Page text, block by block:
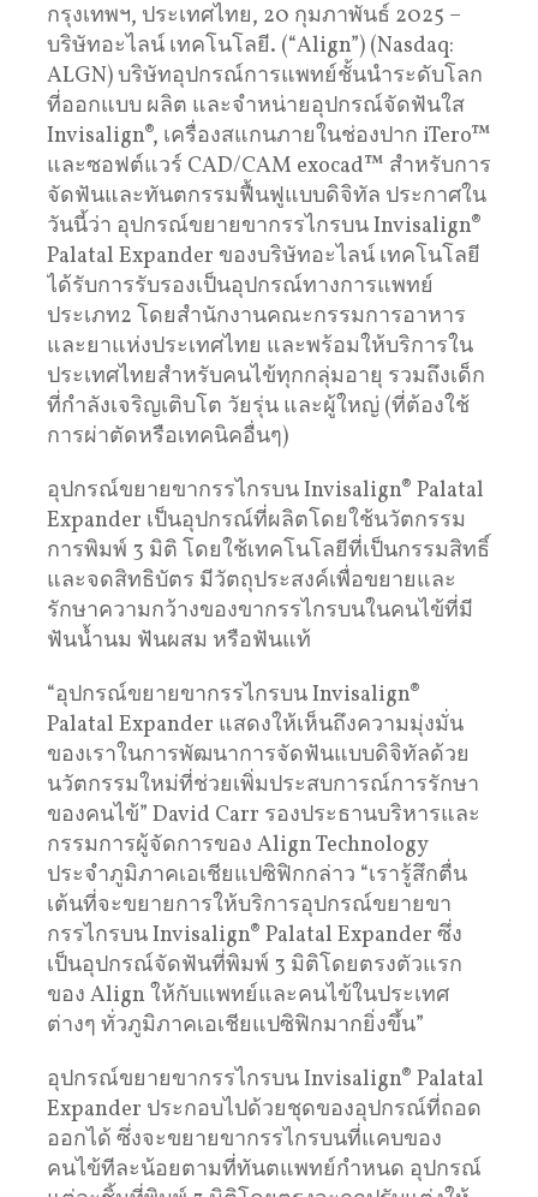
กรุงเทพฯ, ประเทศไทย, 20 กุมภาพันธ์ 2025 –
บริษัทอะไลน์ เทคโนโลยี. (“Align”) (Nasdaq:
ALGN) บริษัทอุปกรณ์การแพทย์ชั้นนำระดับโลก
ที่ออกแบบ ผลิต และจำหน่ายอุปกรณ์จัดฟันใส
Invisalign®, เครื่องสแกนภายในช่องปาก iTero™
และซอฟต์แวร์ CAD/CAM exocad™ สำหรับการ
จัดฟันและทันตกรรมฟื้นฟูแบบดิจิทัล ประกาศใน
วันนี้ว่า อุปกรณ์ขยายขากรรไกรบน Invisalign®
Palatal Expander ของบริษัทอะไลน์ เทคโนโลยี
ได้รับการรับรองเป็นอุปกรณ์ทางการแพทย์
ประเภท2 โดยสำนักงานคณะกรรมการอาหาร
และยาแห่งประเทศไทย และพร้อมให้บริการใน
ประเทศไทยสำหรับคนไข้ทุกกลุ่มอายุ รวมถึงเด็ก
ที่กำลังเจริญเติบโต วัยรุ่น และผู้ใหญ่ (ที่ต้องใช้
การผ่าตัดหรือเทคนิคอื่นๆ)
อุปกรณ์ขยายขากรรไกรบน Invisalign® Palatal
Expander เป็นอุปกรณ์ที่ผลิตโดยใช้นวัตกรรม
การพิมพ์ 3 มิติ โดยใช้เทคโนโลยีที่เป็นกรรมสิทธิ์
และจดสิทธิบัตร มีวัตถุประสงค์เพื่อขยายและ
รักษาความกว้างของขากรรไกรบนในคนไข้ที่มี
ฟันน้ำนม ฟันผสม หรือฟันแท้
“อุปกรณ์ขยายขากรรไกรบน Invisalign®
Palatal Expander แสดงให้เห็นถึงความมุ่งมั่น
ของเราในการพัฒนาการจัดฟันแบบดิจิทัลด้วย
นวัตกรรมใหม่ที่ช่วยเพิ่มประสบการณ์การรักษา
ของคนไข้” David Carr รองประธานบริหารและ
กรรมการผู้จัดการของ Align Technology
ประจำภูมิภาคเอเชียแปซิฟิกกล่าว “เรารู้สึกตื่น
เต้นที่จะขยายการให้บริการอุปกรณ์ขยายขา
กรรไกรบน Invisalign® Palatal Expander ซึ่ง
เป็นอุปกรณ์จัดฟันที่พิมพ์ 3 มิติโดยตรงตัวแรก
ของ Align ให้กับแพทย์และคนไข้ในประเทศ
ต่างๆ ทั่วภูมิภาคเอเชียแปซิฟิกมากยิ่งขึ้น”
อุปกรณ์ขยายขากรรไกรบน Invisalign® Palatal
Expander ประกอบไปด้วยชุดของอุปกรณ์ที่ถอด
ออกได้ ซึ่งจะขยายขากรรไกรบนที่แคบของ
คนไข้ทีละน้อยตามที่ทันตแพทย์กำหนด อุปกรณ์